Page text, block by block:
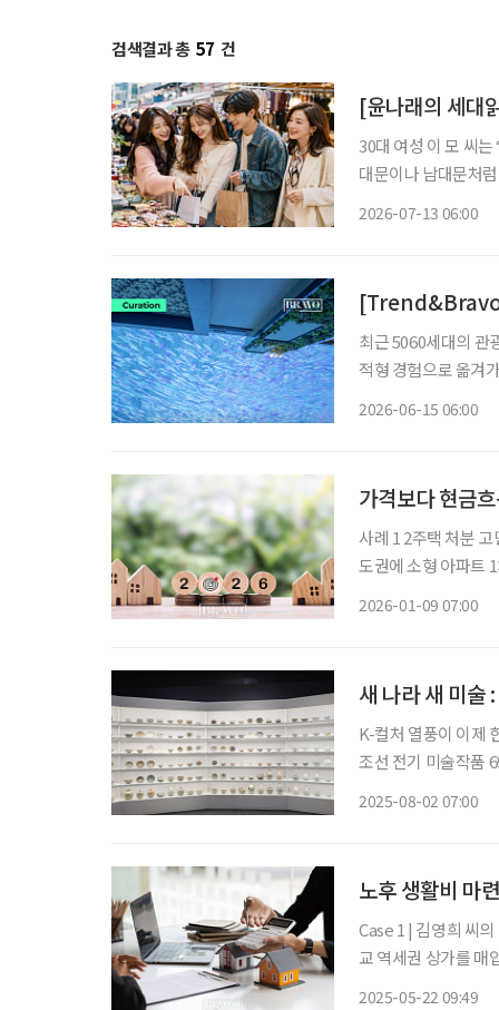
검색결과 총 57 건
[윤나래의 세대
30대 여성 이 모 씨
대문이나 남대문처
2026-07-13 06:00
[Trend&Bravo]
최근 5060세대의 관
적형 경험으로 옮겨
2026-06-15 06:00
가격보다 현금
사례 1 2주택 처분 고민, 이두집 씨 은퇴 3년 차 이두집(67, 가명) 씨는 서울에 아파트 1채, 수
도권에 소형 아파트
2026-01-09 07:00
새 나라 새 미술
K-컬처 열풍이 이제
조선 전기 미술작품
2025-08-02 07:00
노후 생활비 마
Case 1 | 김영희 씨의 상가 투자 60세 은퇴자인 김영희(가명) 씨는 퇴직금 3억 원으로 서울 근
교 역세권 상가를 매
2025-05-22 09:49